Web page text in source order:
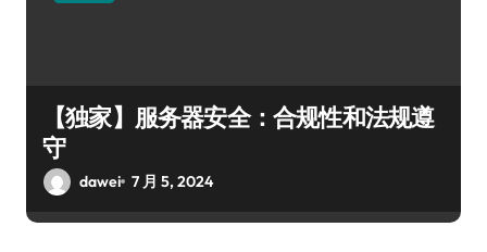
【独家】服务器安全：合规性和法规遵
守
dawei 7 月 5, 2024